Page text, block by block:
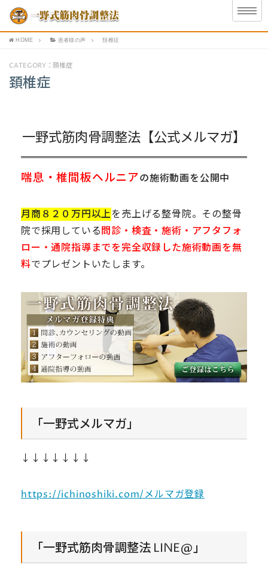
HOME 患者様の声 頚椎症
CATEGORY：頚椎症
頚椎症
一野式筋肉骨調整法【公式メルマガ】
喘息・椎間板ヘルニアの施術動画を公開中
月商８２０万円以上を売上げる整骨院。その整骨
院で採用している 問診・検査・施術・アフタフォ
ロー・通院指導までを完全収録した施術動画を無
料でプレゼントいたします。
「一野式メルマガ」
↓↓↓↓↓↓↓
https://ichinoshiki.com/メルマガ登録
「一野式筋肉骨調整法 LINE@」